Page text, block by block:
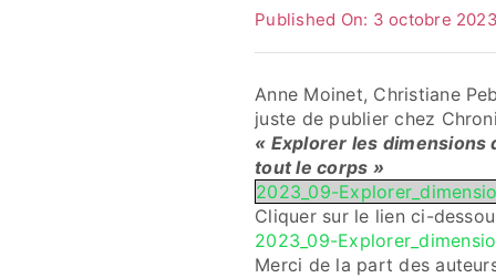
Published On: 3 octobre 2023
Anne Moinet, Christiane
juste de publier chez
« Explorer les dimensions
tout le corps »
2023_09-
Cliquer sur le lien ci-
2023_09-
Merci de la part des